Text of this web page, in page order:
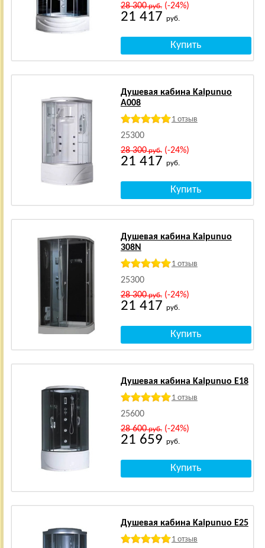
28 300руб.(-24%)
21 417 руб.
Душевая кабина Kaipunuo
A008
1 отзыв
25300
28 300руб.(-24%)
21 417 руб.
Душевая кабина Kaipunuo
308N
1 отзыв
25300
28 300руб.(-24%)
21 417 руб.
Душевая кабина Kaipunuo E18
1 отзыв
25600
28 600руб.(-24%)
21 659 руб.
Душевая кабина Kaipunuo E25
1 отзыв